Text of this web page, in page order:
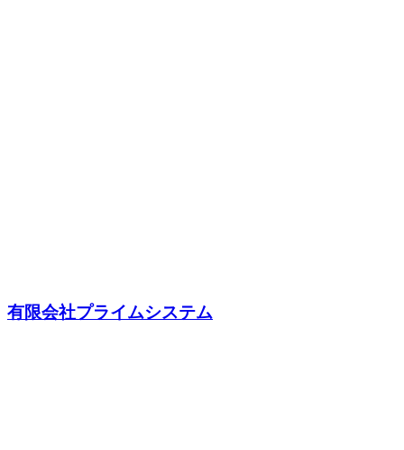
有限会社プライムシステム